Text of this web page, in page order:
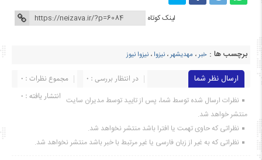
لینک کوتاه
برچسب ها : خبر، مهدیشهر، نیزوا ، نیزوا نیوز
ارسال نظر شما مجموع نظرات : 0
در انتظار بررسی : 0
انتشار یافته : ۰ نظرات ارسال شده توسط شما، پس از تایید توسط مدیران سایت
منتشر خواهد شد.
نظراتی که حاوی تهمت یا افترا باشد منتشر نخواهد شد.
نظراتی که به غیر از زبان فارسی یا غیر مرتبط با خبر باشد منتشر نخواهد شد.